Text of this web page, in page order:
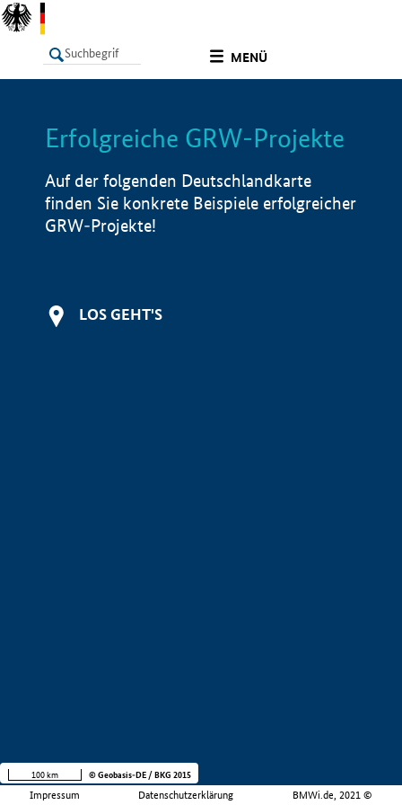
MENÜ
LISTE Info
Erfolgreiche GRW-Projekte
Auf der folgenden Deutschlandkarte
finden Sie konkrete Beispiele erfolgreicher
GRW-Projekte!
LOS GEHT'S
Impressum Datenschutzerklärung BMWi.de, 2021 ©
100 km © Geobasis-DE / BKG 2015